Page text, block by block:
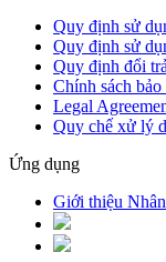
Quy định sử
Quy định sử
Quy định đổi
Chính sách
Legal
Quy chế xử lý
Ứng dụng
Giới thiệu